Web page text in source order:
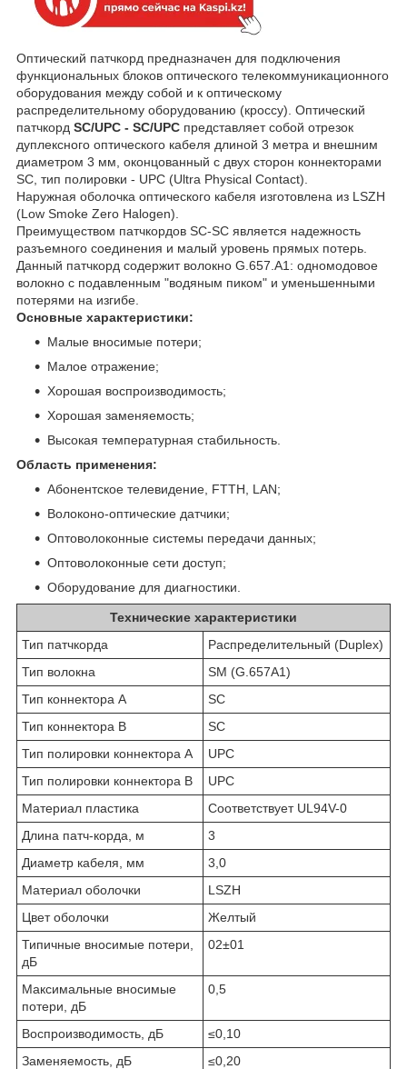
Оптический патчкорд предназначен для подключения
функциональных блоков оптического телекоммуникационного
оборудования между собой и к оптическому
распределительному оборудованию (кроссу). Оптический
патчкорд SC/UPC - SC/UPC представляет собой отрезок
дуплексного оптического кабеля длиной 3 метра и внешним
диаметром 3 мм, оконцованный с двух сторон коннекторами
SC, тип полировки - UPC (Ultra Physical Contact).
Наружная оболочка оптического кабеля изготовлена из LSZH
(Low Smoke Zero Halogen).
Преимуществом патчкордов SC-SC является надежность
разъемного соединения и малый уровень прямых потерь.
Данный патчкорд содержит волокно G.657.А1: одномодовое
волокно с подавленным "водяным пиком" и уменьшенными
потерями на изгибе.
Основные характеристики:
Малые вносимые потери;
Малое отражение;
Хорошая воспроизводимость;
Хорошая заменяемость;
Высокая температурная стабильность.
Область применения:
Абонентское телевидение, FTTH, LAN;
Волоконо-оптические датчики;
Оптоволоконные системы передачи данных;
Оптоволоконные сети доступ;
Оборудование для диагностики.
Технические характеристики
Тип патчкорда
Распределительный (Duplex)
Тип волокна
SM (G.657A1)
Тип коннектора A
SC
Тип коннектора B
SC
Тип полировки коннектора A
UPC
Тип полировки коннектора B
UPC
Материал пластика
Соответствует UL94V-0
Длина патч-корда, м
3
Диаметр кабеля, мм
3,0
Материал оболочки
LSZH
Цвет оболочки
Желтый
Типичные вносимые потери,
дБ
02±01
Максимальные вносимые
потери, дБ
0,5
Воспроизводимость, дБ
≤0,10
Заменяемость, дБ
≤0,20